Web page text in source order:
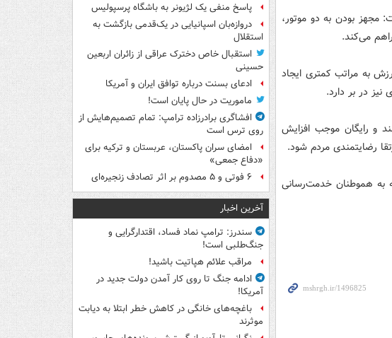
در این بالگرد گفت: مجهز بودن به دو موتور،
می‌کند.
به مراتب کمتری ایجاد
در بر دارد.
و رایگان موجب افزایش
رضایتمندی مردم شود.
به هموطنان خدمت‌رسانی
پاسخ منفی یک لژیونر به باشگاه پرسپولیس
دروازه‌بان اسپانیایی در یک‌قدمی بازگشت به
استقلال
استقبال خاص دخترک عراقی از زائران اربعین
حسینی
ادعای بسنت درباره توافق ایران و آمریکا
ماموریت در حال پایان است!
افشاگری برادرزاده ترامپ: تمام تصمیم‌هایش از
روی ترس است
امضای سران پاکستان، عربستان و ترکیه برای
«دفاع جمعی»
۶ فوتی و ۵ مصدوم بر اثر تصادف زنجیره‌ای
آخرین اخبار
سندرز: ترامپ نماد فساد، اقتدارگرایی و
جنگ‌طلبی است!
مراقب علائم هپاتیت باشید!
ادامه جنگ تا روی کار آمدن دولت جدید در
آمریکا!
باغچه‌های خانگی در کاهش خطر ابتلا به دیابت
موثرند